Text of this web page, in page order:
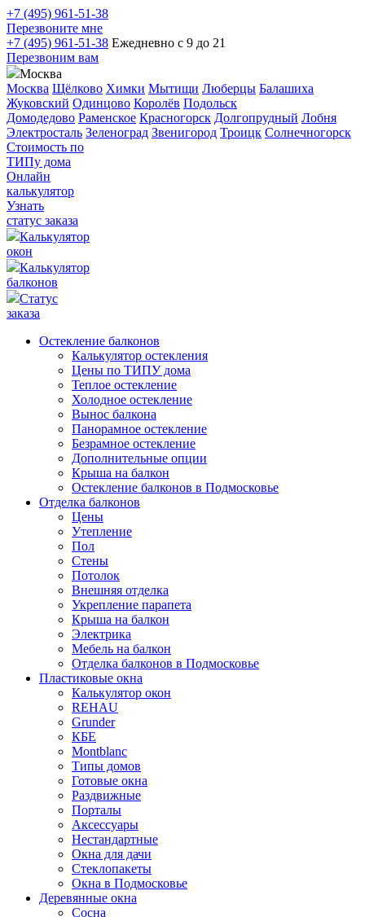
+7 (495) 961-51-38
Перезвоните мне
+7 (495) 961-51-38 Ежедневно с 9 до 21
Перезвоним вам
Москва
Москва Щёлково Химки Мытищи Люберцы Балашиха
Жуковский Одинцово Королёв Подольск
Домодедово Раменское Красногорск Долгопрудный Лобня
Электросталь Зеленоград Звенигород Троицк Солнечногорск
Стоимость по
ТИПу дома
Онлайн
калькулятор
Узнать
статус заказа
Калькулятор
окон
Калькулятор
балконов
Статус
заказа
Остекление балконов
Калькулятор остекления
Цены по ТИПУ дома
Теплое остекление
Холодное остекление
Вынос балкона
Панорамное остекление
Безрамное остекление
Дополнительные опции
Крыша на балкон
Остекление балконов в Подмосковье
Отделка балконов
Цены
Утепление
Пол
Стены
Потолок
Внешняя отделка
Укрепление парапета
Крыша на балкон
Электрика
Мебель на балкон
Отделка балконов в Подмосковье
Пластиковые окна
Калькулятор окон
REHAU
Grunder
КБЕ
Montblanc
Типы домов
Готовые окна
Раздвижные
Порталы
Аксессуары
Нестандартные
Окна для дачи
Стеклопакеты
Окна в Подмосковье
Деревянные окна
Сосна